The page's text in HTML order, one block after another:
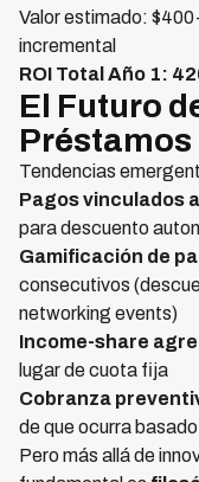
Valor estimado:
incremental
ROI Total Año 1:
El Futuro
Tendencias
Pagos vinculados
para descuento
Gamificación de
consecutivos
networking events)
Income-share
lugar de cuota fija
Cobranza
de que ocurra
Pero más allá de